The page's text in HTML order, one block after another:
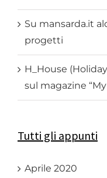
Su mansarda.it
progetti
H_House
sul magazine
Tutti gli appunti
Aprile 2020